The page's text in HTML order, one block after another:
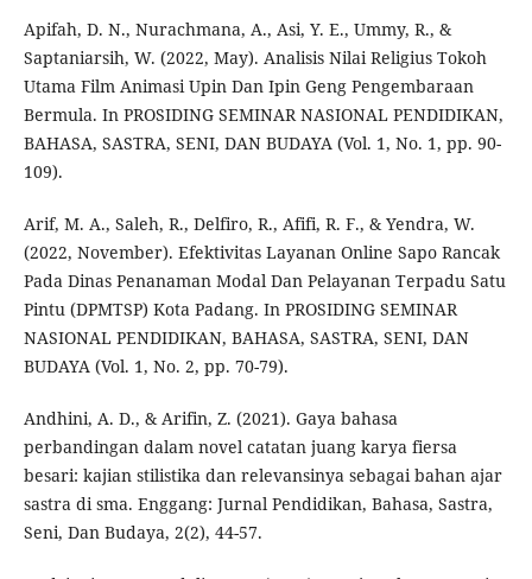
Apifah, D. N., Nurachmana, A., Asi, Y. E., Ummy, R., &
Saptaniarsih, W. (2022, May). Analisis Nilai Religius Tokoh
Utama Film Animasi Upin Dan Ipin Geng Pengembaraan
Bermula. In PROSIDING SEMINAR NASIONAL PENDIDIKAN,
BAHASA, SASTRA, SENI, DAN BUDAYA (Vol. 1, No. 1, pp. 90-
109).
Arif, M. A., Saleh, R., Delfiro, R., Afifi, R. F., & Yendra, W.
(2022, November). Efektivitas Layanan Online Sapo Rancak
Pada Dinas Penanaman Modal Dan Pelayanan Terpadu Satu
Pintu (DPMTSP) Kota Padang. In PROSIDING SEMINAR
NASIONAL PENDIDIKAN, BAHASA, SASTRA, SENI, DAN
BUDAYA (Vol. 1, No. 2, pp. 70-79).
Andhini, A. D., & Arifin, Z. (2021). Gaya bahasa
perbandingan dalam novel catatan juang karya fiersa
besari: kajian stilistika dan relevansinya sebagai bahan ajar
sastra di sma. Enggang: Jurnal Pendidikan, Bahasa, Sastra,
Seni, Dan Budaya, 2(2), 44-57.